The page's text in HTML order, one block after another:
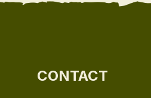
CONTACT